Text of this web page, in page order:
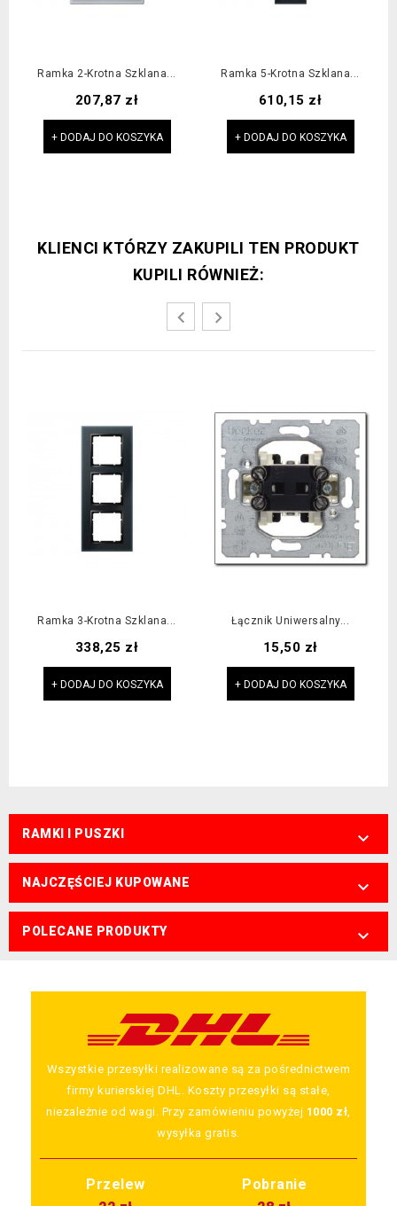
Ramka 2-Krotna Szklana...
Cena
207,87 zł
+ DODAJ DO KOSZYKA
Ramka 5-Krotna Szklana...
Cena
610,15 zł
+ DODAJ DO KOSZYKA
KLIENCI KTÓRZY ZAKUPILI TEN PRODUKT
KUPILI RÓWNIEŻ:
Ramka 3-Krotna Szklana...
Cena
338,25 zł
+ DODAJ DO KOSZYKA
Łącznik Uniwersalny...
Cena
15,50 zł
+ DODAJ DO KOSZYKA
RAMKI I PUSZKI 
NAJCZĘŚCIEJ KUPOWANE 
POLECANE PRODUKTY 
Wszystkie przesyłki realizowane są za pośrednictwem
firmy kurierskiej DHL. Koszty przesyłki są stałe,
niezależnie od wagi. Przy zamówieniu powyżej 1000 zł
wysyłka gratis.
Przelew
Pobranie